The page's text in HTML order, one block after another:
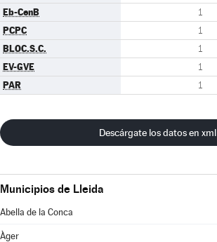
Eb-CenB 1
PCPC 1
BLOC.S.C. 1
EV-GVE 1
PAR 1
Descárgate los datos en xml
Municipios de Lleida
Abella de la Conca
Àger